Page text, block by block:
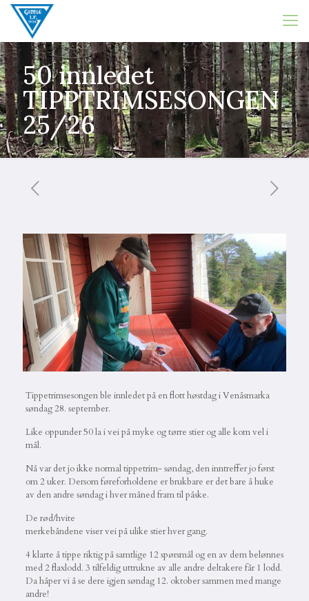
50 innledet
TIPPTRIMSESONGEN
25/26
Tippetrimsesongen ble innledet på en flott høstdag i Venåsmarka
søndag 28. september.
Like oppunder 50 la i vei på myke og tørre stier og alle kom vel i
mål.
Nå var det jo ikke normal tippetrim- søndag, den inntreffer jo først
om 2 uker. Dersom føreforholdene er brukbare er det bare å huke
av den andre søndag i hver måned fram til påske.
De rød/hvite
merkebåndene viser vei på ulike stier hver gang.
4 klarte å tippe riktig på samtlige 12 spørsmål og en av dem belønnes
med 2 flaxlodd. 3 tilfeldig uttrukne av alle andre deltakere får 1 lodd.
Da håper vi å se dere igjen søndag 12. oktober sammen med mange
andre!